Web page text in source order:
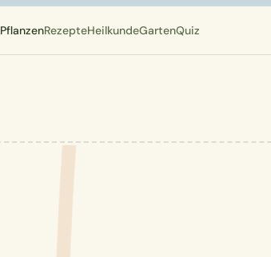
PflanzenRezepteHeilkundeGartenQuiz